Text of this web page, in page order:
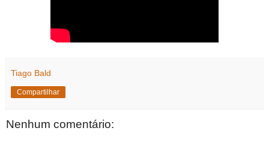
Tiago Bald
Compartilhar
Nenhum comentário: